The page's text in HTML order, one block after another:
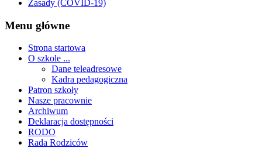
Zasady (COVID-19)
Menu główne
Strona startowa
O szkole ...
Dane teleadresowe
Kadra pedagogiczna
Patron szkoły
Nasze pracownie
Archiwum
Deklaracja dostępności
RODO
Rada Rodziców